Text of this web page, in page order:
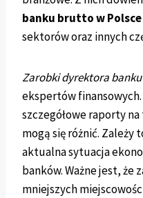
banku brutto w Polsce
sektorów oraz innych
Zarobki dyrektora banku
ekspertów
szczegółowe raporty
mogą się różnić. Zależy
aktualna sytuacja
banków. Ważne jest, że
mniejszych